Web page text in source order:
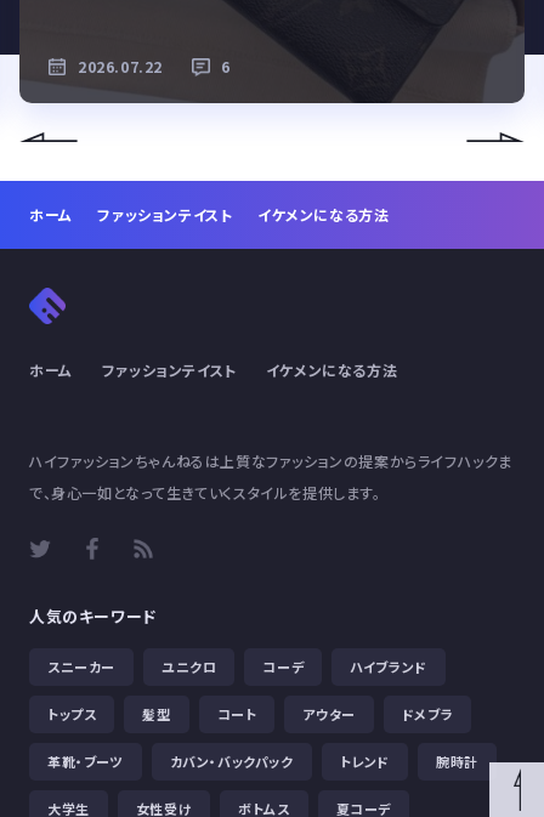
2026.07.22 6
ホーム ファッションテイスト イケメンになる方法
ホーム ファッションテイスト イケメンになる方法
ハイファッションちゃんねるは上質なファッションの提案からライフハックま
で、身心一如となって生きていくスタイルを提供します。
人気のキーワード
スニーカー ユニクロ コーデ ハイブランド
トップス 髪型 コート アウター ドメブラ
革靴・ブーツ カバン・バックパック トレンド 腕時計
大学生 女性受け ボトムス 夏コーデ